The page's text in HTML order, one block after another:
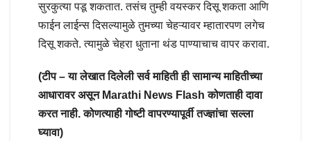
सुरकुत्या पडू शकतात. तसंच तुम्ही वयस्कर दिसू शकता आणि
फाईन लाईन्स दिसल्यामुळे तुमच्या चेहऱ्यावर म्हातारपण लगेच
दिसू शकते. त्यामुळे चेहरा धुताना थंड पाण्याचाच वापर करावा.
(टीप – या लेखात दिलेली सर्व माहिती ही सामान्य माहितीच्या
आधारावर असून Marathi News Flash कोणताही दावा
करत नाही. कोणत्याही गोष्टी वापरण्यापूर्वी तज्ज्ञांचा सल्ला
घ्यावा)